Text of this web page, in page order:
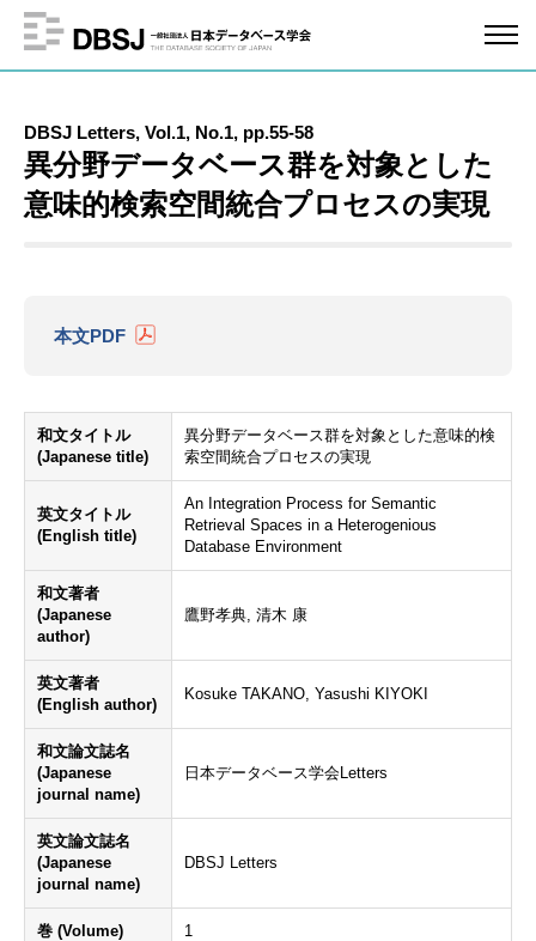
DBSJ Letters, Vol.1, No.1, pp.55-58
異分野データベース群を対象とした
意味的検索空間統合プロセスの実現
本文PDF
和文タイトル
(Japanese title)
異分野データベース群を対象とした意味的検
索空間統合プロセスの実現
英文タイトル
(English title)
An Integration Process for Semantic
Retrieval Spaces in a Heterogenious
Database Environment
和文著者
(Japanese
author)
鷹野孝典, 清木 康
英文著者
(English author)
Kosuke TAKANO, Yasushi KIYOKI
和文論文誌名
(Japanese
journal name)
日本データベース学会Letters
英文論文誌名
(Japanese
journal name)
DBSJ Letters
巻 (Volume) 1